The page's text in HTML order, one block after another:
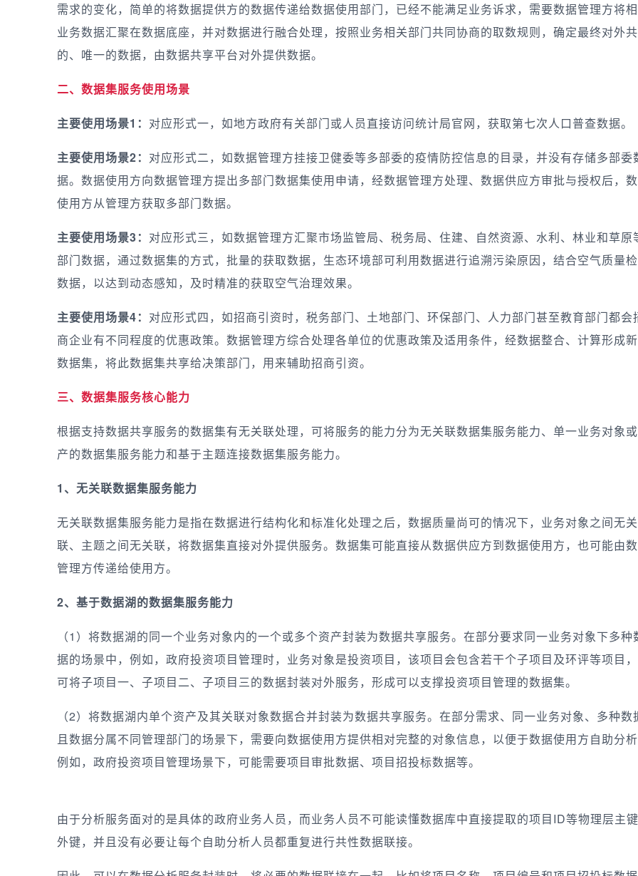
需求的变化，简单的将数据提供方的数据传递给数据使用部门，已经不能满足业务诉求，需要数据管理方将
业务数据汇聚在数据底座，并对数据进行融合处理，按照业务相关部门共同协商的取数规则，确定最终对外
的、唯一的数据，由数据共享平台对外提供数据。
二、数据集服务使用场景
主要使用场景1： 对应形式一，如地方政府有关部门或人员直接访问统计局官网，获取第七次人口普查数据。
主要使用场景2： 对应形式二，如数据管理方挂接卫健委等多部委的疫情防控信息的目录，并没有存储多部委
据。数据使用方向数据管理方提出多部门数据集使用申请，经数据管理方处理、数据供应方审批与授权后，
使用方从管理方获取多部门数据。
主要使用场景3： 对应形式三，如数据管理方汇聚市场监管局、税务局、住建、自然资源、水利、林业和草原
部门数据，通过数据集的方式，批量的获取数据，生态环境部可利用数据进行追溯污染原因，结合空气质量
数据，以达到动态感知，及时精准的获取空气治理效果。
主要使用场景4： 对应形式四，如招商引资时，税务部门、土地部门、环保部门、人力部门甚至教育部门都会
商企业有不同程度的优惠政策。数据管理方综合处理各单位的优惠政策及适用条件，经数据整合、计算形成
数据集，将此数据集共享给决策部门，用来辅助招商引资。
三、数据集服务核心能力
根据支持数据共享服务的数据集有无关联处理，可将服务的能力分为无关联数据集服务能力、单一业务对象
产的数据集服务能力和基于主题连接数据集服务能力。
1、无关联数据集服务能力
无关联数据集服务能力是指在数据进行结构化和标准化处理之后，数据质量尚可的情况下，业务对象之间无关
联、主题之间无关联，将数据集直接对外提供服务。数据集可能直接从数据供应方到数据使用方，也可能由
管理方传递给使用方。
2、基于数据湖的数据集服务能力
（1）将数据湖的同一个业务对象内的一个或多个资产封装为数据共享服务。在部分要求同一业务对象下多种
据的场景中，例如，政府投资项目管理时，业务对象是投资项目，该项目会包含若干个子项目及环评等项目
可将子项目一、子项目二、子项目三的数据封装对外服务，形成可以支撑投资项目管理的数据集。
（2）将数据湖内单个资产及其关联对象数据合并封装为数据共享服务。在部分需求、同一业务对象、多种数
且数据分属不同管理部门的场景下，需要向数据使用方提供相对完整的对象信息，以便于数据使用方自助分析
例如，政府投资项目管理场景下，可能需要项目审批数据、项目招投标数据等。
由于分析服务面对的是具体的政府业务人员，而业务人员不可能读懂数据库中直接提取的项目ID等物理层主
外键，并且没有必要让每个自助分析人员都重复进行共性数据联接。